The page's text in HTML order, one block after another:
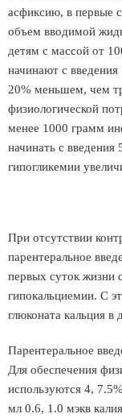
асфиксию, в первые
объем вводимой
детям с массой от
начинают с
20% меньшем, чем
физиологической
менее 1000 грамм
начинать с введения
гипогликемии
При отсутствии
парентеральное
первых суток жизни
гипокальциемии. С
глюконата кальция в
Парентеральное
Для обеспечения
используются 4,
мл 0.6, 1.0 мэкв